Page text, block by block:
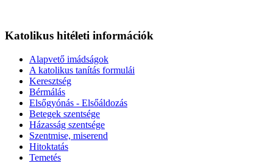
Katolikus hitéleti információk
Alapvető imádságok
A katolikus tanítás formulái
Keresztség
Bérmálás
Elsőgyónás - Elsőáldozás
Betegek szentsége
Házasság szentsége
Szentmise, miserend
Hitoktatás
Temetés